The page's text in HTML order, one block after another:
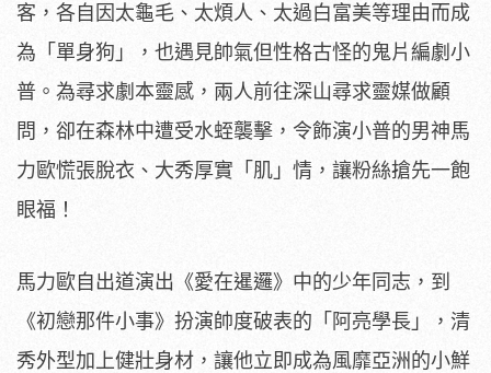
客， 各自因太龜毛、太煩人、太過白富美等理由而成
為「單身狗」， 也遇見帥氣但性格古怪的鬼片編劇小
普。為尋求劇本靈感， 兩人前往深山尋求靈媒做顧
問，卻在森林中遭受水蛭襲擊， 令飾演小普的男神馬
力歐慌張脫衣、大秀厚實「肌」情， 讓粉絲搶先一飽
眼福！
馬力歐自出道演出《愛在暹邏》中的少年同志，到
《初戀那件小事》 扮演帥度破表的「阿亮學長」，清
秀外型加上健壯身材， 讓他立即成為風靡亞洲的小鮮